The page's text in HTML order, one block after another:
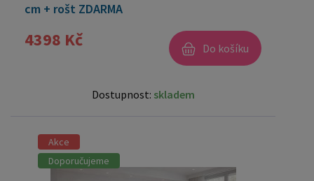
cm + rošt ZDARMA
4398 Kč Do košíku
Dostupnost: skladem
Akce
Doporučujeme